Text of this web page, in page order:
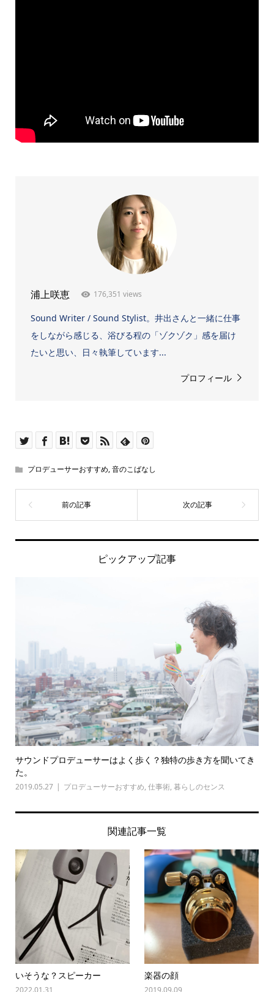
浦上咲恵 176,351 views
Sound Writer / Sound Stylist。井出さんと一緒に仕事
をしながら感じる、浴びる程の「ゾクゾク」感を届け
たいと思い、日々執筆しています...
プロフィール
プロデューサーおすすめ,音のこばなし
ピックアップ記事
サウンドプロデューサーはよく歩く？独特の歩き方を聞いてき
た。
2019.05.27 プロデューサーおすすめ, 仕事術, 暮らしのセンス
関連記事一覧
いそうな？スピーカー
2022.01.31
楽器の顔
2019.09.09